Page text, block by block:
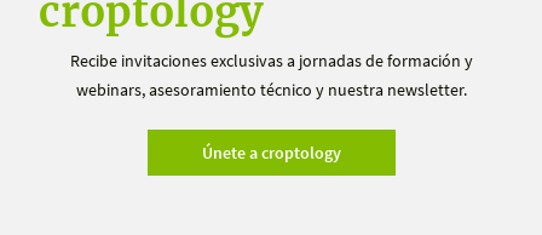
croptology
Recibe invitaciones exclusivas a jornadas de formación y
webinars, asesoramiento técnico y nuestra newsletter.
Únete a croptology